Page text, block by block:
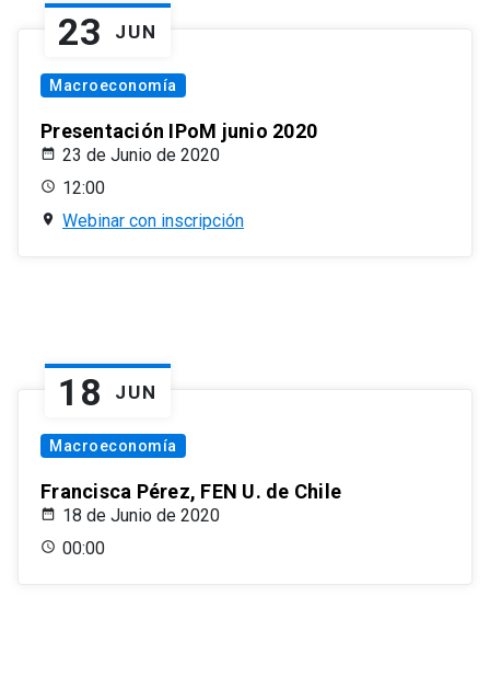
23 JUN
Macroeconomía
Presentación IPoM junio 2020
23 de Junio de 2020
12:00
Webinar con inscripción
18 JUN
Macroeconomía
Francisca Pérez, FEN U. de Chile
18 de Junio de 2020
00:00